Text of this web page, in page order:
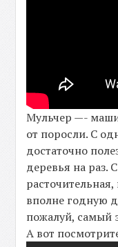
Мульчер —-
от поросли. С
достаточно
деревья на раз.
вполне годную
пожалуй, самый
А вот